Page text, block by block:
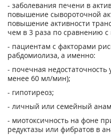
- заболевания печени в
повышение сывороточной
повышение активности
чем в 3 раза по сравнению
- пациентам с факторами
рабдомиолиза, а именно:
- почечная
менее 60 мл/мин);
- гипотиреоз;
- личный или семейный
- миотоксичность на фоне
редуктазы или фибратов в